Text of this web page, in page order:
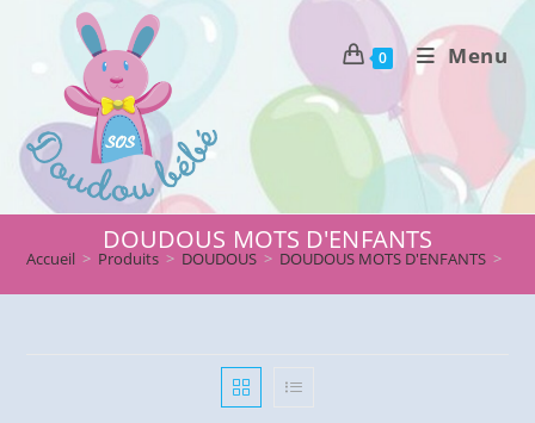
0 Menu
DOUDOUS MOTS D'ENFANTS
Accueil > Produits > DOUDOUS > DOUDOUS MOTS D'ENFANTS >